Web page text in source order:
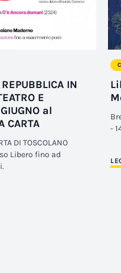
IN
E
al
CARTA
DI TOSCOLANO
Libero fino ad
-